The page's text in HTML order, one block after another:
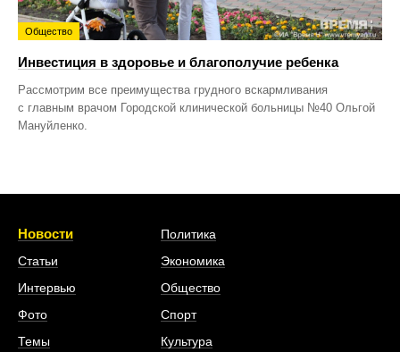
Общество
Инвестиция в здоровье и благополучие ребенка
Рассмотрим все преимущества грудного вскармливания
с главным врачом Городской клинической больницы №40 Ольгой
Мануйленко.
Новости
Статьи
Интервью
Фото
Темы
Политика
Экономика
Общество
Спорт
Культура